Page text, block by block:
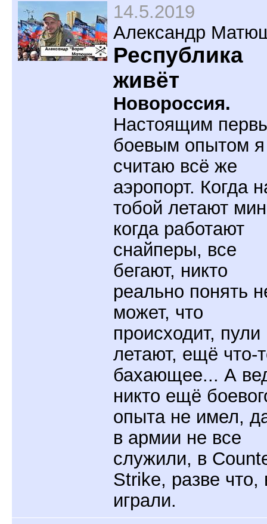
14.5.2019
Александр
Республика
живёт
Новороссия.
Настоящим
боевым опытом я
считаю всё же
аэропорт. Когда
тобой летают
когда работают
снайперы, все
бегают, никто
реально понять
может, что
происходит, пули
летают, ещё что-
бахающее... А
никто ещё
опыта не имел,
в армии не все
служили, в
Strike, разве что,
играли.